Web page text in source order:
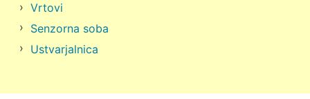
Vrtovi
Senzorna soba
Ustvarjalnica